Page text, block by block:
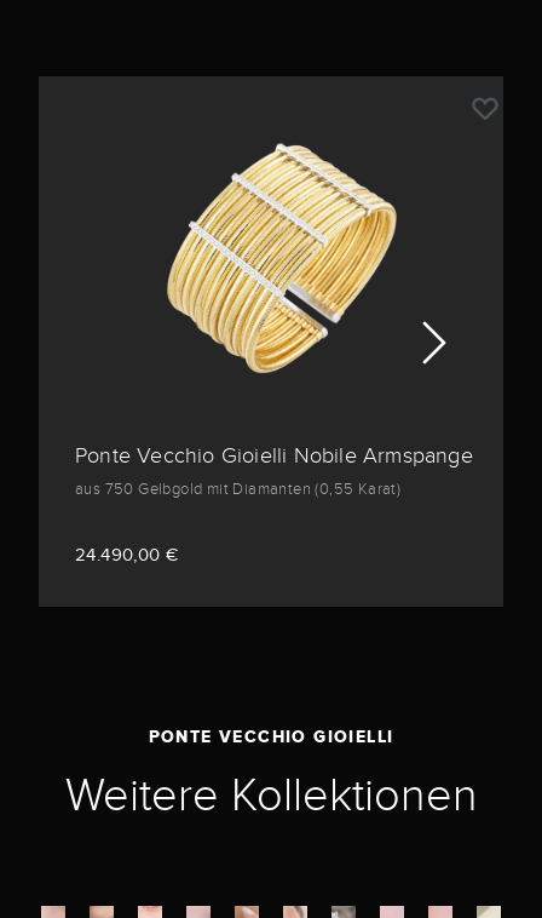
Ponte Vecchio Gioielli Nobile Armspange
aus 750 Gelbgold mit Diamanten (0,55 Karat)
24.490,00 €
PONTE VECCHIO GIOIELLI
Weitere Kollektionen